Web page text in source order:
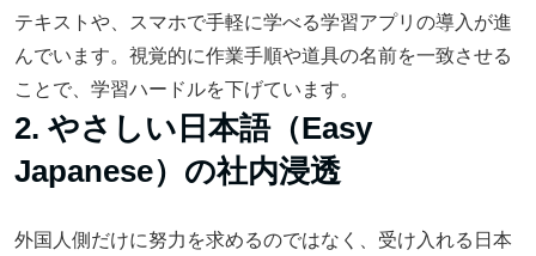
テキストや、スマホで手軽に学べる学習アプリの導入が進
んでいます。視覚的に作業手順や道具の名前を一致させる
ことで、学習ハードルを下げています。
2. やさしい日本語（Easy
Japanese）の社内浸透
外国人側だけに努力を求めるのではなく、受け入れる日本